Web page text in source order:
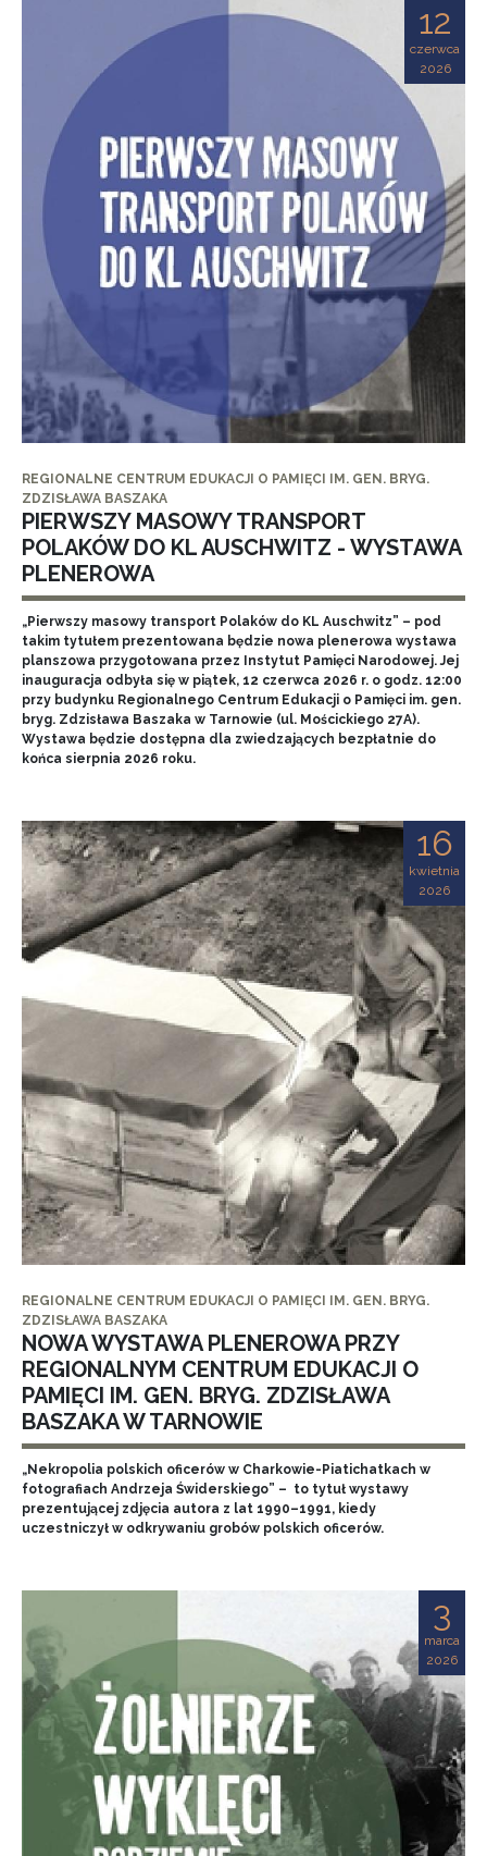
12
czerwca
2026
REGIONALNE CENTRUM EDUKACJI O PAMIĘCI IM. GEN. BRYG.
ZDZISŁAWA BASZAKA
PIERWSZY MASOWY TRANSPORT
POLAKÓW DO KL AUSCHWITZ - WYSTAWA
PLENEROWA
„Pierwszy masowy transport Polaków do KL Auschwitz” – pod
takim tytułem prezentowana będzie nowa plenerowa wystawa
planszowa przygotowana przez Instytut Pamięci Narodowej. Jej
inauguracja odbyła się w piątek, 12 czerwca 2026 r. o godz. 12:00
przy budynku Regionalnego Centrum Edukacji o Pamięci im. gen.
bryg. Zdzisława Baszaka w Tarnowie (ul. Mościckiego 27A).
Wystawa będzie dostępna dla zwiedzających bezpłatnie do
końca sierpnia 2026 roku.
16
kwietnia
2026
REGIONALNE CENTRUM EDUKACJI O PAMIĘCI IM. GEN. BRYG.
ZDZISŁAWA BASZAKA
NOWA WYSTAWA PLENEROWA PRZY
REGIONALNYM CENTRUM EDUKACJI O
PAMIĘCI IM. GEN. BRYG. ZDZISŁAWA
BASZAKA W TARNOWIE
„Nekropolia polskich oficerów w Charkowie-Piatichatkach w
fotografiach Andrzeja Świderskiego” – to tytuł wystawy
prezentującej zdjęcia autora z lat 1990–1991, kiedy
uczestniczył w odkrywaniu grobów polskich oficerów.
3
marca
2026